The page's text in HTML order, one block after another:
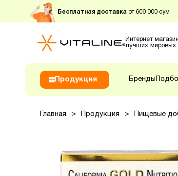
Бесплатная доставка от 600 000 сум
Интернет
лучших мировых
Продукция Бренды
Главная > Продукция > Пищевые